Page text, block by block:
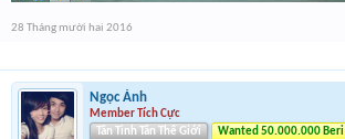
28 Tháng mười hai 2016
Ngọc Ánh
Member Tích Cực
Tân Tinh Tân Thế Giới
Wanted 50.000.000 Beri